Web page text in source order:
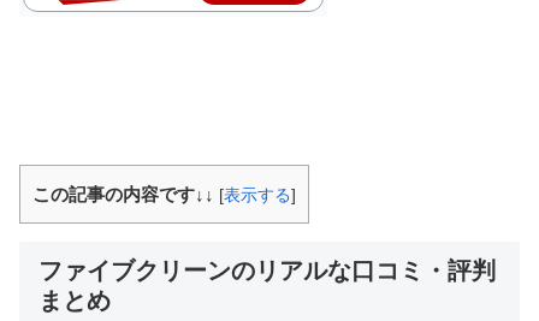
この記事の内容です↓↓ [表示する]
ファイブクリーンのリアルな口コミ・評判
まとめ